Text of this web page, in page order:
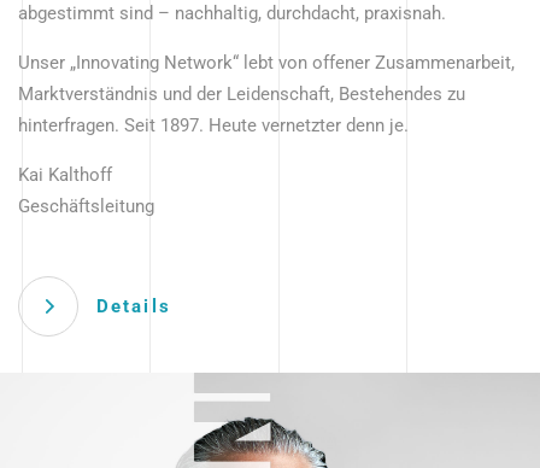
abgestimmt sind – nachhaltig, durchdacht, praxisnah.
Unser „Innovating Network“ lebt von offener Zusammenarbeit,
Marktverständnis und der Leidenschaft, Bestehendes zu
hinterfragen. Seit 1897. Heute vernetzter denn je.
Kai Kalthoff
Geschäftsleitung
Details